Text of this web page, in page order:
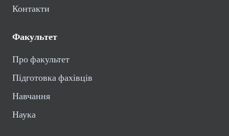
Контакти
Факультет
Про факультет
Підготовка фахівців
Навчання
Наука